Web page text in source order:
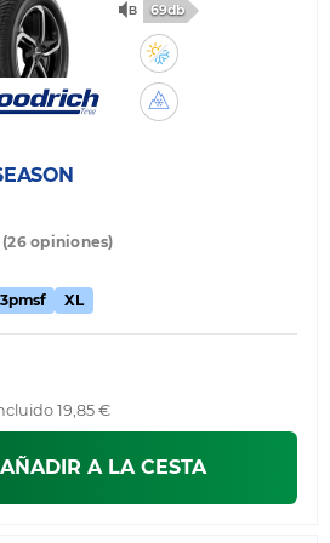
69db
(26 opiniones)
3pmsf XL
19,85 €
AÑADIR A LA CESTA